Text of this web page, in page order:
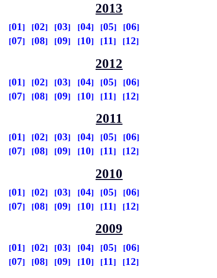
2013
01 02 03 04 05
06
07
08 09 10 11 12
2012
01 02 03 04 05
06
07
08 09 10 11 12
2011
01 02 03 04 05
06
07
08 09 10 11 12
2010
01 02 03 04 05
06
07
08 09 10 11 12
2009
01 02 03 04 05
06
07
08 09 10 11 12